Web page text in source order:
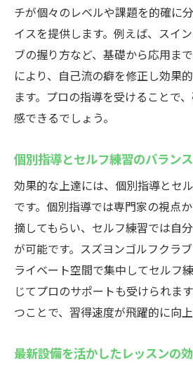
チが個々のレベルや課題を的確に
イスを提供します。例えば、スイ
ブの握り方など、基礎から応用ま
により、自己流の癖を修正し効果
ます。プロの指導を受けることで
感できるでしょう。
個別指導とセルフ練習のバラン
効果的な上達には、個別指導とセ
です。個別指導では専門家の視点
摘してもらい、セルフ練習では自
が可能です。スズヨンゴルフクラ
ライベート空間で集中してセルフ
じてプロのサポートも受けられま
つことで、習得速度が飛躍的に向上
最新設備を活かしたレッスンの